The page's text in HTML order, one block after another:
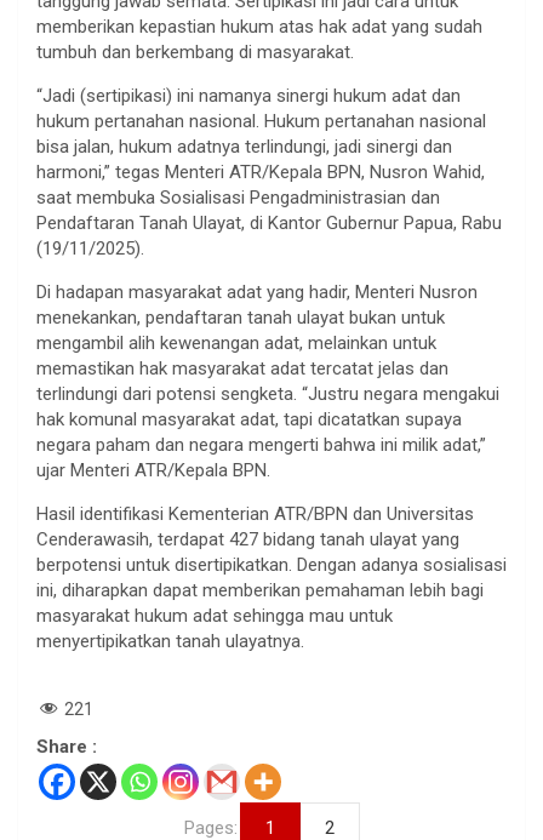
memberikan kepastian hukum atas hak adat yang sudah
tumbuh dan berkembang di masyarakat.
“Jadi (sertipikasi) ini namanya sinergi hukum adat dan
hukum pertanahan nasional. Hukum pertanahan nasional
bisa jalan, hukum adatnya terlindungi, jadi sinergi dan
harmoni,” tegas Menteri ATR/Kepala BPN, Nusron Wahid,
saat membuka Sosialisasi Pengadministrasian dan
Pendaftaran Tanah Ulayat, di Kantor Gubernur Papua, Rabu
(19/11/2025).
Di hadapan masyarakat adat yang hadir, Menteri Nusron
menekankan, pendaftaran tanah ulayat bukan untuk
mengambil alih kewenangan adat, melainkan untuk
memastikan hak masyarakat adat tercatat jelas dan
terlindungi dari potensi sengketa. “Justru negara mengakui
hak komunal masyarakat adat, tapi dicatatkan supaya
negara paham dan negara mengerti bahwa ini milik adat,”
ujar Menteri ATR/Kepala BPN.
Hasil identifikasi Kementerian ATR/BPN dan Universitas
Cenderawasih, terdapat 427 bidang tanah ulayat yang
berpotensi untuk disertipikatkan. Dengan adanya sosialisasi
ini, diharapkan dapat memberikan pemahaman lebih bagi
masyarakat hukum adat sehingga mau untuk
menyertipikatkan tanah ulayatnya.
221
Share :
Pages: 1 2